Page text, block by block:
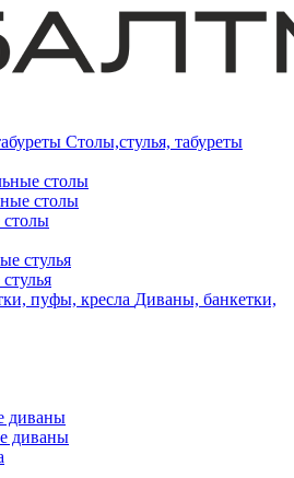
Столы,стулья, табуреты
столы
столы
стулья
Диваны, банкетки,
диваны
диваны